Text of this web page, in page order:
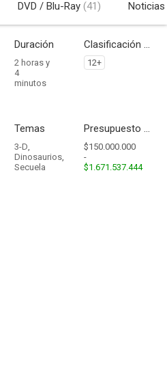
DVD / Blu-Ray (41) Noticias
Duración
2 horas y
4
minutos
Clasificación por edades
12+
Temas
3-D,
Dinosaurios,
Secuela
Presupuesto - Ingresos
$150.000.000
-
$1.671.537.444